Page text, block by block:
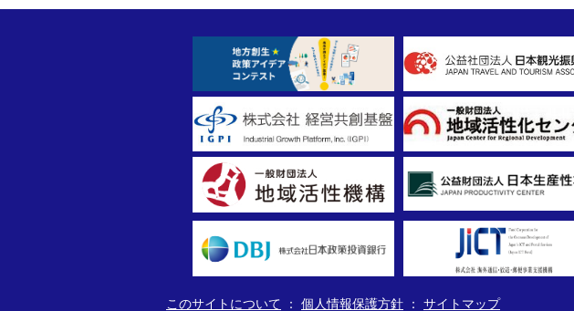
このサイトについて 個人情報保護方針 サイトマップ